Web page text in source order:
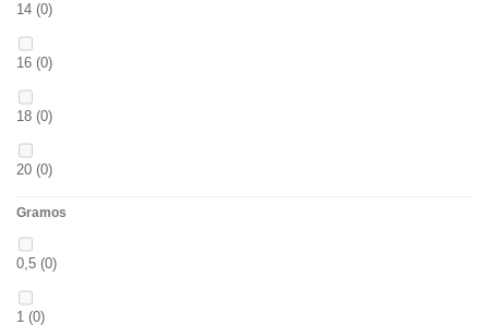
P(0)
14(0)
42(0)
38(0)
15(0)
20MM
3 M (0)
240(0)
400(0)
14MM
500
14 (0)
16 (0)
18 (0)
20 (0)
(0)
Gramos
0,5 (0)
1 (0)